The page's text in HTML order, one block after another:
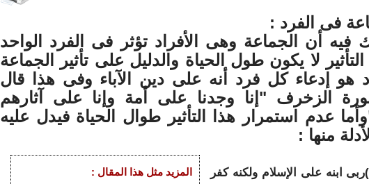
فى الفرد :
فيه أن الجماعة وهى الأفراد تؤثر فى الفرد الواحد
لا يكون طول الحياة والدليل على تأثير الجماعة
هو إدعاء كل فرد أنه على دين الآباء وفى هذا قال
الزخرف "إنا وجدنا على أمة وإنا على آثارهم
عدم استمرار هذا التأثير طوال الحياة فيدل عليه
منها :
المزيد مثل هذا المقال :
ابنه على الإسلام ولكنه كفر